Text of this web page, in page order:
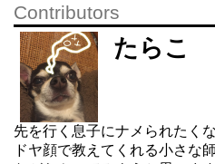
Contributors
たらこ
先を行く息子にナメられたく
ドヤ顔で教えてくれる小さな